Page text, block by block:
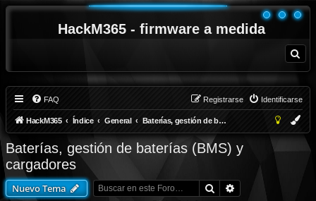
HackM365 - firmware a medida
u
FAQ Identificarse
Registrarse
HackM365 Índice General Baterías, gestión de baterías (BMS) y cargadores
Baterías, gestión de baterías (BMS) y
cargadores
Nuevo Tema Buscar